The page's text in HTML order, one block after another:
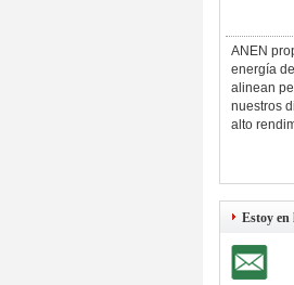
ANEN
energía
alinean
nuestros
alto
Estoy en